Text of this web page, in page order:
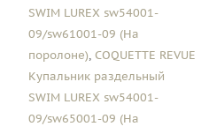
SWIM LUREX sw54001-
09/sw61001-09 (На
поролоне), COQUETTE REVUE
Купальник раздельный
SWIM LUREX sw54001-
09/sw65001-09 (На